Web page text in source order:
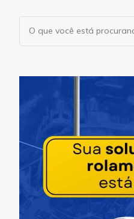
Procurando
algo?